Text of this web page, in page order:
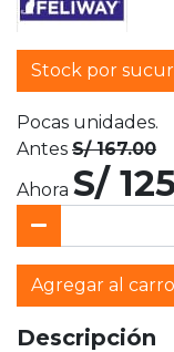
Stock por
Pocas unidades.
Antes S/ 167.00
Ahora S/
Agregar al carro
Descripción